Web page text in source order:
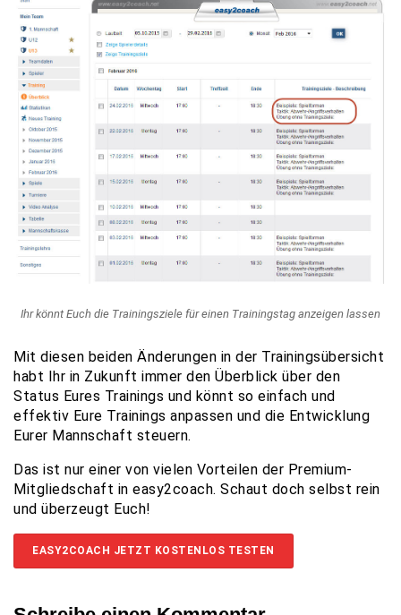
Ihr könnt Euch die Trainingsziele für einen Trainingstag anzeigen lassen
Mit diesen beiden Änderungen in der Trainingsübersicht
habt Ihr in Zukunft immer den Überblick über den
Status Eures Trainings und könnt so einfach und
effektiv Eure Trainings anpassen und die Entwicklung
Eurer Mannschaft steuern.
Das ist nur einer von vielen Vorteilen der Premium-
Mitgliedschaft in easy2coach. Schaut doch selbst rein
und überzeugt Euch!
EASY2COACH JETZT KOSTENLOS TESTEN